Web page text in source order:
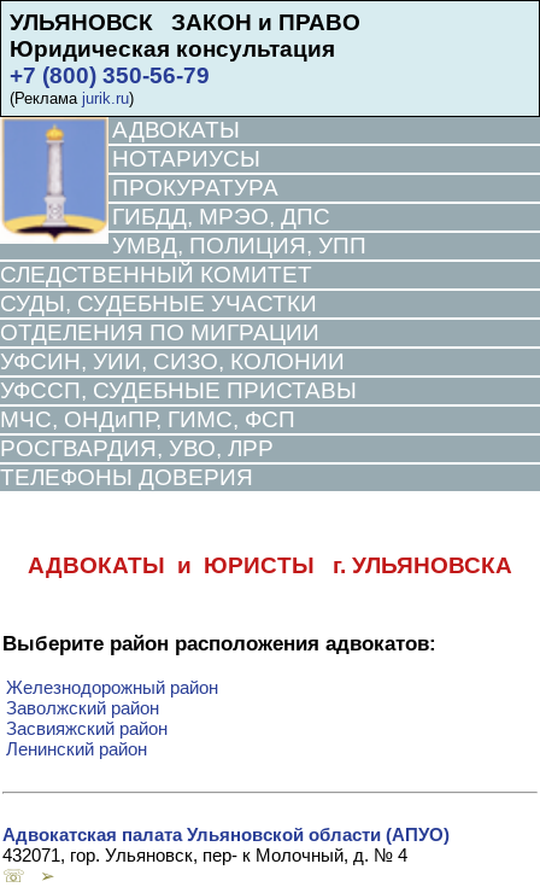
УЛЬЯНОВСК ЗАКОН и ПРАВО
Юридическая консультация
+7 (800) 350-56-79
(Реклама jurik.ru)
АДВОКАТЫ
НОТАРИУСЫ
ПРОКУРАТУРА
ГИБДД, МРЭО, ДПС
УМВД, ПОЛИЦИЯ, УПП
СЛЕДСТВЕННЫЙ КОМИТЕТ
СУДЫ, СУДЕБНЫЕ УЧАСТКИ
ОТДЕЛЕНИЯ ПО МИГРАЦИИ
УФСИН, УИИ, СИЗО, КОЛОНИИ
УФССП, СУДЕБНЫЕ ПРИСТАВЫ
МЧС, ОНДиПР, ГИМС, ФСП
РОСГВАРДИЯ, УВО, ЛРР
ТЕЛЕФОНЫ ДОВЕРИЯ
АДВОКАТЫ и ЮРИСТЫ г. УЛЬЯНОВСКА
Выберите район расположения адвокатов:
Железнодорожный район
Заволжский район
Засвияжский район
Ленинский район
Адвокатская палата Ульяновской области (АПУО)
432071, гор. Ульяновск, пер- к Молочный, д. № 4
☏ ➢